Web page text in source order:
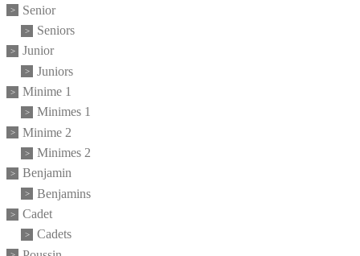
Senior
Seniors
Junior
Juniors
Minime 1
Minimes 1
Minime 2
Minimes 2
Benjamin
Benjamins
Cadet
Cadets